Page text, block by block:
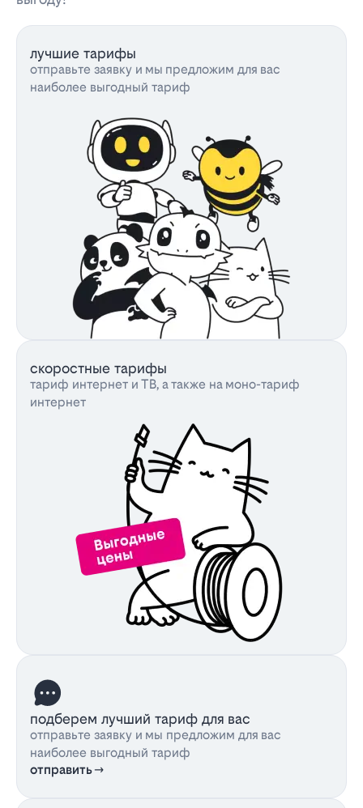
лучшие тарифы
отправьте заявку и мы предложим для вас
наиболее выгодный тариф
скоростные тарифы
тариф интернет и ТВ, а также на моно-тариф
интернет
подберем лучший тариф для вас
отправьте заявку и мы предложим для вас
наиболее выгодный тариф
отправить